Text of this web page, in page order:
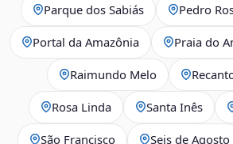
Parque dos Sabiás Pedro
Portal da Amazônia Praia do
Raimundo Melo
Rosa Linda Santa Inês
São Francisco Seis de Agosto